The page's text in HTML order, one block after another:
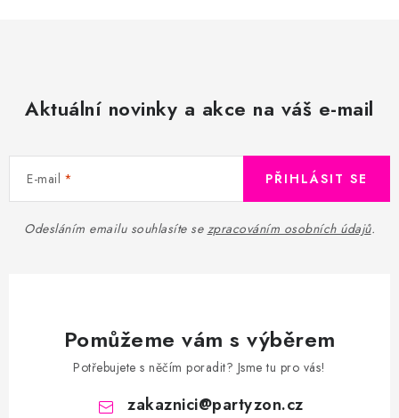
Aktuální novinky a akce na váš e-mail
E-mail
Odesláním emailu souhlasíte se zpracováním osobních údajů.
PŘIHLÁSIT SE
Pomůžeme vám s výběrem
Potřebujete s něčím poradit? Jsme tu pro vás!
zakaznici@partyzon.cz